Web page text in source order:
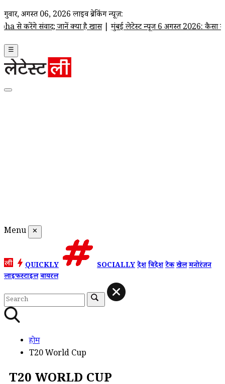
गुरूवार, अगस्त 06, 2026 लाइव ब्रेकिंग न्यूज़:
जानें क्या है खास|मुंबई लेटेस्ट न्यूज 6 अगस्त 2026: कैसा रहेगा आज का
☰
Menu ✕
QUICKLY SOCIALLYदेशविदेशटेकखेलमनोरंजन
लाइफस्टाइलवायरल
होम
T20 World Cup
T20 WORLD CUP